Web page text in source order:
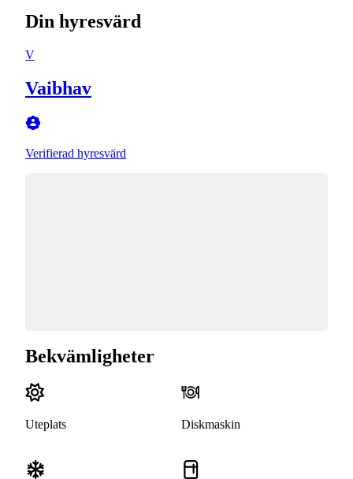
Din hyresvärd
V
Vaibhav
Verifierad hyresvärd
Bekvämligheter
Uteplats Diskmaskin